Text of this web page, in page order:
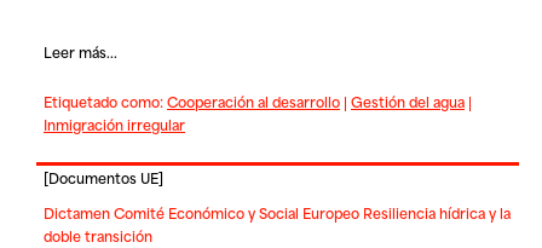
Leer más...
Etiquetado como:Cooperación al desarrollo| Gestión del agua|
Inmigración irregular
[Documentos UE]
Dictamen Comité Económico y Social Europeo Resiliencia hídrica y la
doble transición